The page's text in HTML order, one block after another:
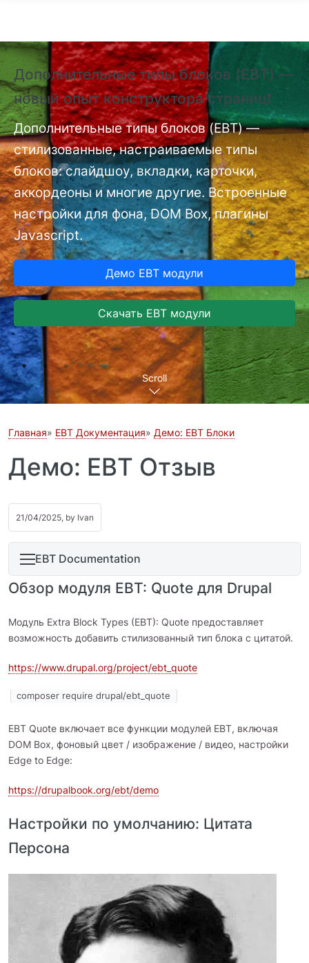
Дополнительные типы блоков (EBT) —
новый опыт конструктора страниц❗
Дополнительные типы блоков (EBT) —
стилизованные, настраиваемые типы
блоков: слайдшоу, вкладки, карточки,
аккордеоны и многие другие. Встроенные
настройки для фона, DOM Box, плагины
Javascript.
Демо EBT модули
Скачать EBT модули
Scroll
Главная EBT Документация Демо: EBT Блоки
Демо: EBT Отзыв
21/04/2025, by Ivan
EBT Documentation
Обзор модуля EBT: Quote для Drupal
Модуль Extra Block Types (EBT): Quote предоставляет
возможность добавить стилизованный тип блока с цитатой.
https://www.drupal.org/project/ebt_quote
composer require drupal/ebt_quote
EBT Quote включает все функции модулей EBT, включая
DOM Box, фоновый цвет / изображение / видео, настройки
Edge to Edge:
https://drupalbook.org/ebt/demo
Настройки по умолчанию: Цитата
Персона